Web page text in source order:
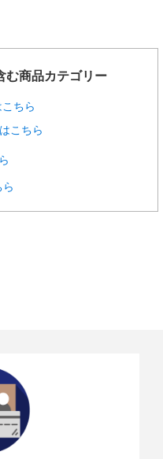
む商品カテゴリー
ちら
こちら